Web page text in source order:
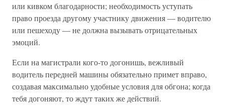
или кивком благодарности; необходимость уступать
право проезда другому участнику движения — водителю
или пешеходу — не должна вызывать отрицательных
эмоций.
Если на магистрали кого-то догонишь, вежливый
водитель передней машины обязательно примет вправо,
создавая максимально удобные условия для обгона; когда
тебя догоняют, то ждут таких же действий.